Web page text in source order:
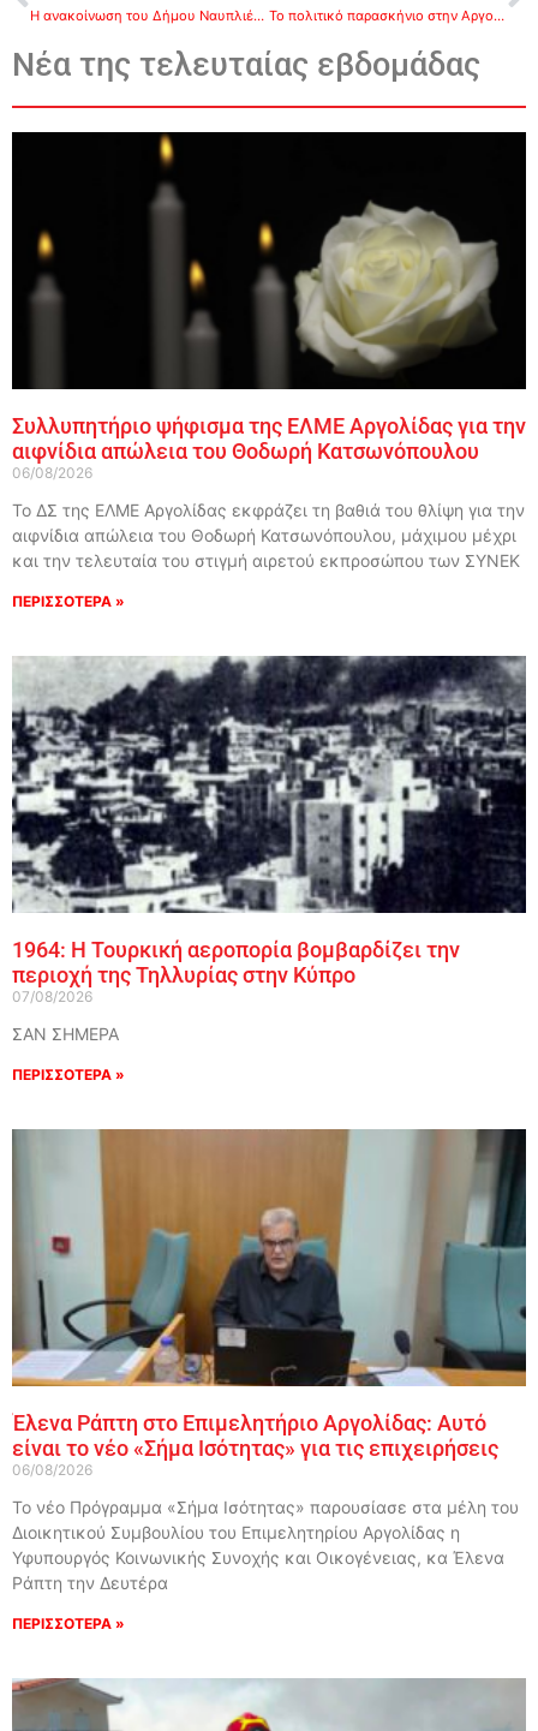
Η ανακοίνωση του Δήμου Ναυπλιέων για την αναβολή των εκδηλώσεων στο άναμμα του Χριστουγεννιάτικου δέντρου Το πολιτικό παρασκήνιο στην Αργολίδα την εβδομάδα που πέρασε
Νέα της τελευταίας εβδομάδας
Συλλυπητήριο ψήφισμα της ΕΛΜΕ Αργολίδας για την
αιφνίδια απώλεια του Θοδωρή Κατσωνόπουλου
06/08/2026
Το ΔΣ της ΕΛΜΕ Αργολίδας εκφράζει τη βαθιά του θλίψη για την
αιφνίδια απώλεια του Θοδωρή Κατσωνόπουλου, μάχιμου μέχρι
και την τελευταία του στιγμή αιρετού εκπροσώπου των ΣΥΝΕΚ
ΠΕΡΙΣΣΟΤΕΡΑ »
1964: Η Τουρκική αεροπορία βομβαρδίζει την
περιοχή της Τηλλυρίας στην Κύπρο
07/08/2026
ΣΑΝ ΣΗΜΕΡΑ
ΠΕΡΙΣΣΟΤΕΡΑ »
Έλενα Ράπτη στο Επιμελητήριο Αργολίδας: Αυτό
είναι το νέο «Σήμα Ισότητας» για τις επιχειρήσεις
06/08/2026
Το νέο Πρόγραμμα «Σήμα Ισότητας» παρουσίασε στα μέλη του
Διοικητικού Συμβουλίου του Επιμελητηρίου Αργολίδας η
Υφυπουργός Κοινωνικής Συνοχής και Οικογένειας, κα Έλενα
Ράπτη την Δευτέρα
ΠΕΡΙΣΣΟΤΕΡΑ »